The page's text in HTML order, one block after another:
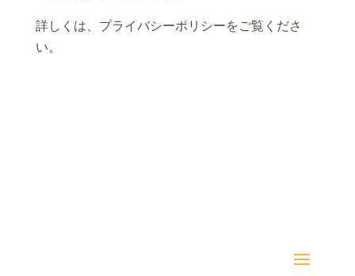
詳しくは、 プライバシーポリシーをご覧くださ
い。